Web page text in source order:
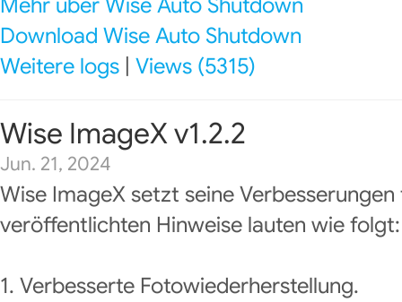
Mehr über Wise Auto Shutdown
Download Wise Auto Shutdown
Weitere logs Views (5315)
Wise ImageX v1.2.2
Jun. 21, 2024
Wise ImageX setzt seine
veröffentlichten Hinweise lauten wie folgt:
1. Verbesserte Fotowiederherstellung.